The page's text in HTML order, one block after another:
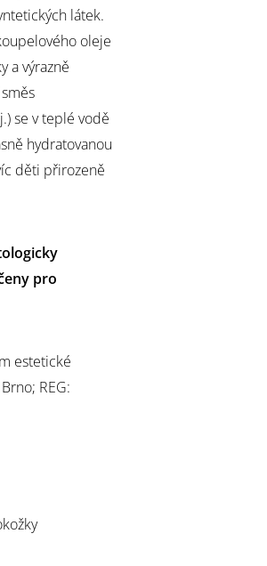
látek.
oleje
a výrazně
se v teplé vodě
hydratovanou
děti přirozeně
pro
estetické
REG: